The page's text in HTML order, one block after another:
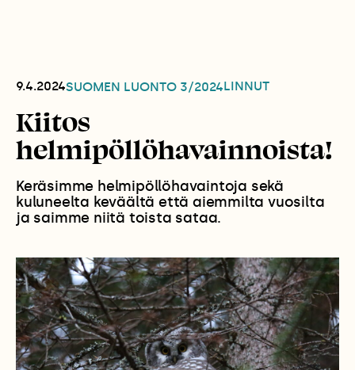
9.4.2024SUOMEN LUONTO 3/2024LINNUT
Kiitos
helmipöllöhavainnoista!
Keräsimme helmipöllöhavaintoja sekä
kuluneelta keväältä että aiemmilta vuosilta
ja saimme niitä toista sataa.